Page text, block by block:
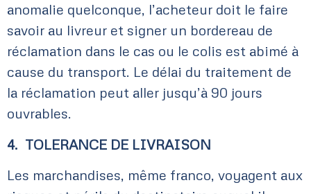
anomalie quelconque, l’acheteur doit le faire
savoir au livreur et signer un bordereau de
réclamation dans le cas ou le colis est abimé à
cause du transport. Le délai du traitement de
la réclamation peut aller jusqu’à 90 jours
ouvrables.
4. TOLERANCE DE LIVRAISON
Les marchandises, même franco, voyagent aux